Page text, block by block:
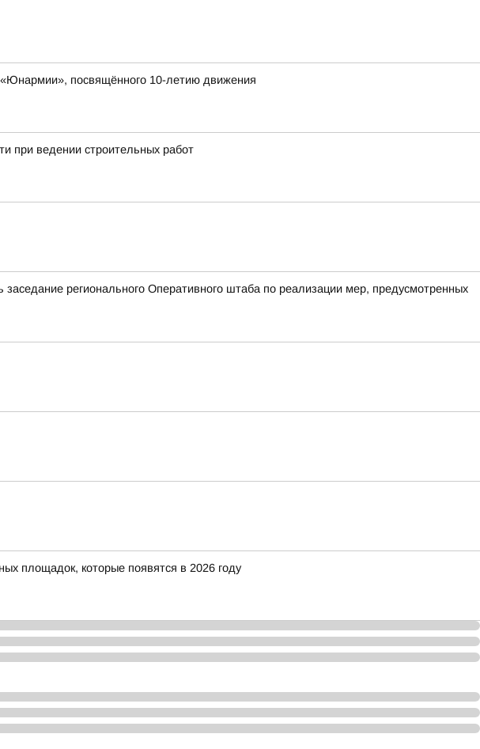
посвящённого 10-летию движения
при ведении строительных работ
регионального Оперативного штаба по реализации мер, предусмотренных
площадок, которые появятся в 2026 году